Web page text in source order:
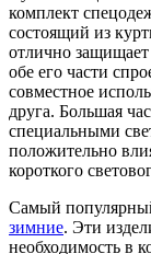
комплект
состоящий из
отлично
обе его части
совместное
друга. Большая
специальными
положительно
короткого
Самый
зимние. Эти
необходимость в